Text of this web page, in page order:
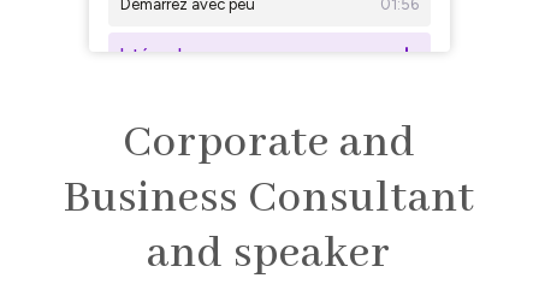
Corporate and
Business Consultant
and speaker